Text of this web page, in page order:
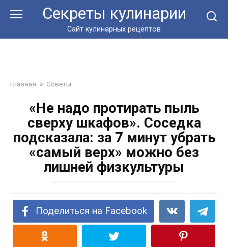
Секреты кулинарии
Сайт кулинарных рецептов
Главная » Советы
«Не надо протирать пыль
сверху шкафов». Соседка
подсказала: за 7 минут убрать
«самый верх» можно без
лишней физкультуры
Поделиться на Facebook